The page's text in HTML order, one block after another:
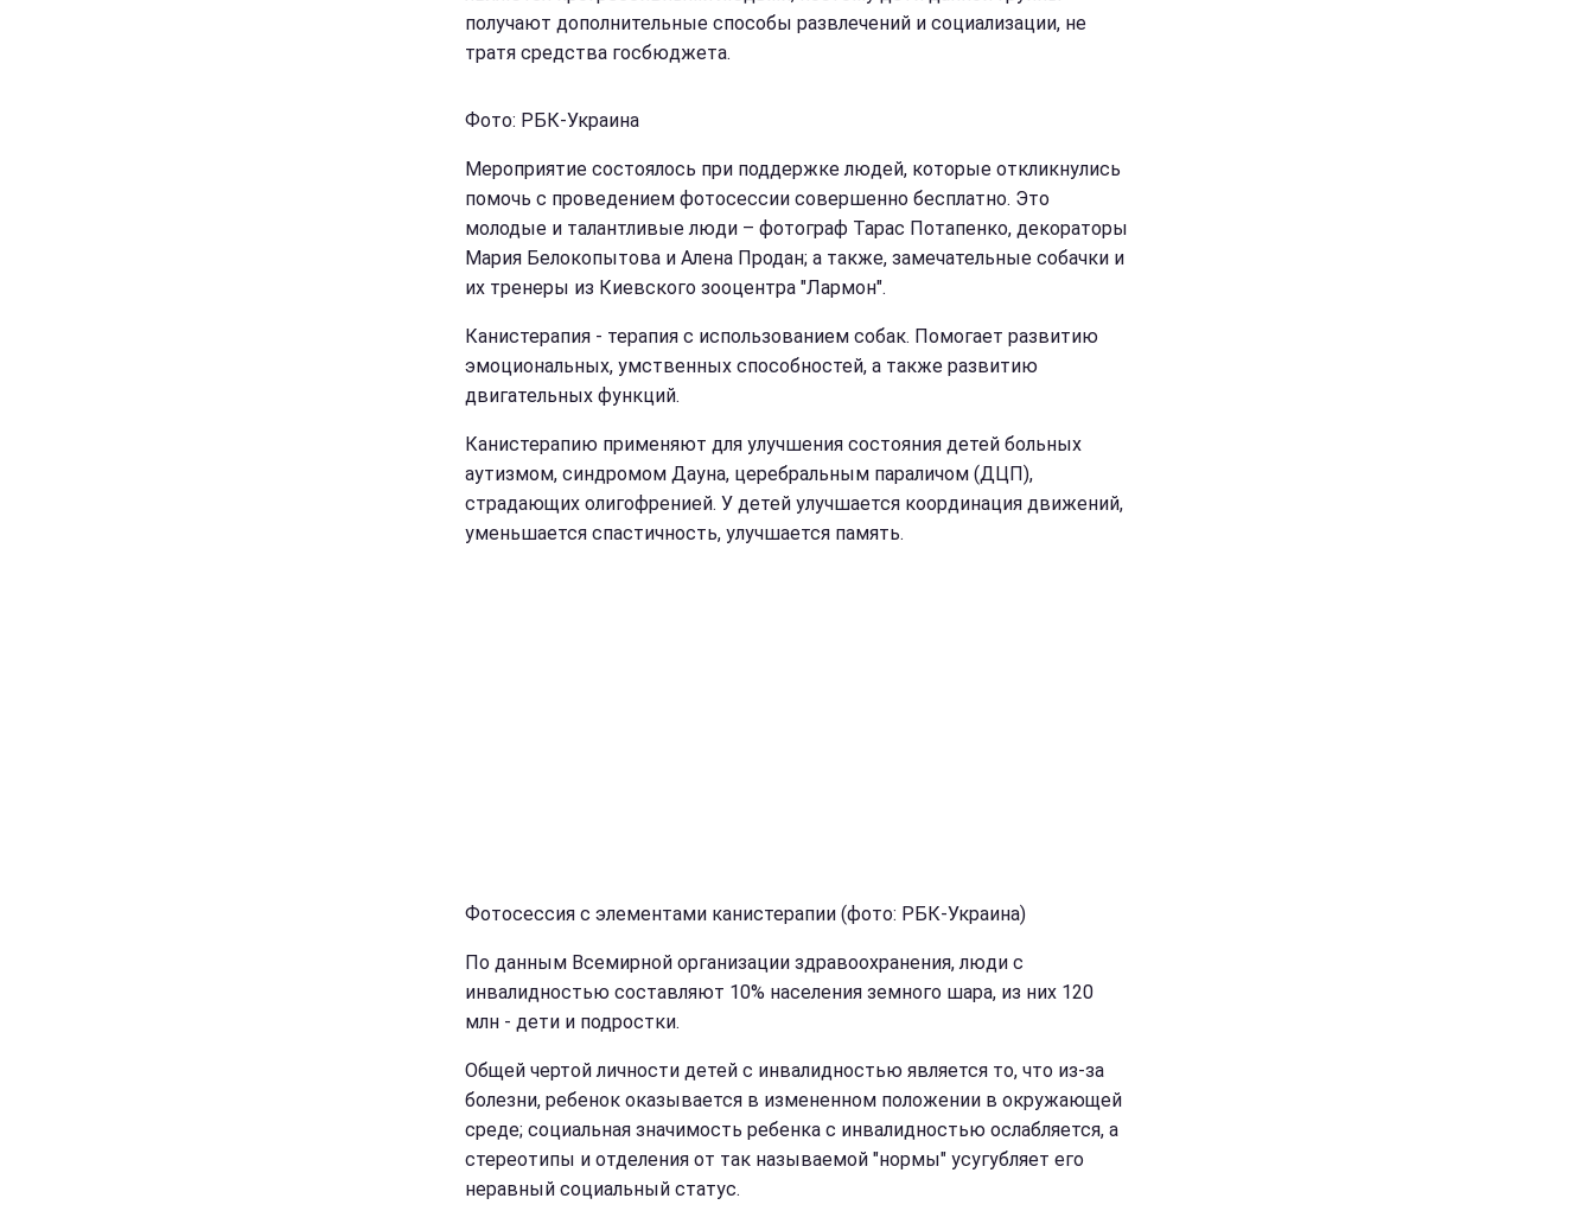
получают дополнительные способы развлечений и социализации, не
тратя средства госбюджета.
Фото: РБК-Украина
Мероприятие состоялось при поддержке людей, которые откликнулись
помочь с проведением фотосессии совершенно бесплатно. Это
молодые и талантливые люди – фотограф Тарас Потапенко, декораторы
Мария Белокопытова и Алена Продан; а также, замечательные собачки и
их тренеры из Киевского зооцентра "Лармон".
Канистерапия - терапия с использованием собак. Помогает развитию
эмоциональных, умственных способностей, а также развитию
двигательных функций.
Канистерапию применяют для улучшения состояния детей больных
аутизмом, синдромом Дауна, церебральным параличом (ДЦП),
страдающих олигофренией. У детей улучшается координация движений,
уменьшается спастичность, улучшается память.
Фотосессия с элементами канистерапии (фото: РБК-Украина)
По данным Всемирной организации здравоохранения, люди с
инвалидностью составляют 10% населения земного шара, из них 120
млн - дети и подростки.
Общей чертой личности детей с инвалидностью является то, что из-за
болезни, ребенок оказывается в измененном положении в окружающей
среде; социальная значимость ребенка с инвалидностью ослабляется, а
стереотипы и отделения от так называемой "нормы" усугубляет его
неравный социальный статус.